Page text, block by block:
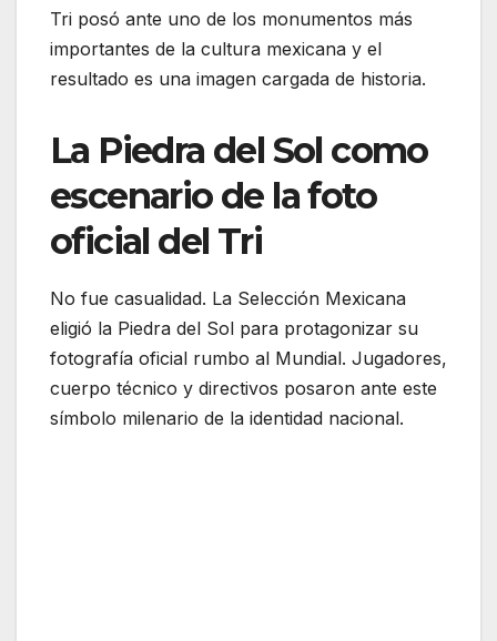
Tri posó ante uno de los monumentos más
importantes de la cultura mexicana y el
resultado es una imagen cargada de historia.
La Piedra del Sol como
escenario de la foto
oficial del Tri
No fue casualidad. La Selección Mexicana
eligió la Piedra del Sol para protagonizar su
fotografía oficial rumbo al Mundial. Jugadores,
cuerpo técnico y directivos posaron ante este
símbolo milenario de la identidad nacional.